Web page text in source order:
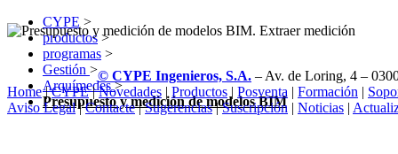
CYPE >
productos >
programas >
Gestión >
Arquímedes>
Presupuesto y medición de modelos BIM
© CYPE Ingenieros, S.A. – Av. de Loring, 4 –
Home|CYPE|Novedades | Productos | Posventa | Formación |
Aviso Legal|Contacte|Sugerencias|Suscripción | Noticias |